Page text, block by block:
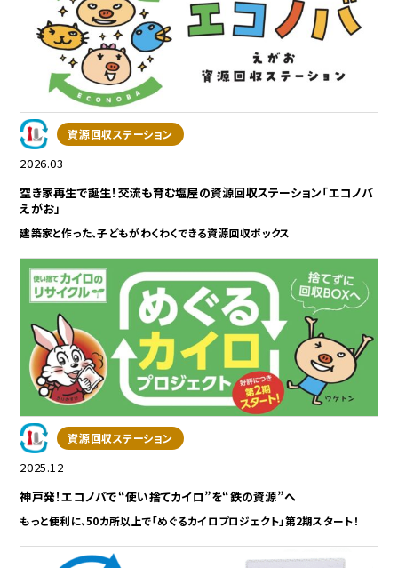
資源回収ステーション
2026.03
空き家再生で誕生！交流も育む塩屋の資源回収ステーション「エコノバ
えがお」
建築家と作った、子どもがわくわくできる資源回収ボックス
資源回収ステーション
2025.12
神戸発！エコノバで“使い捨てカイロ”を“鉄の資源”へ
もっと便利に、50カ所以上で「めぐるカイロプロジェクト」第2期スタート！